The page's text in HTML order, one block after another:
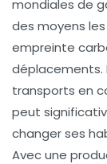
mondiales de
des moyens
empreinte
déplacements.
transports en
peut
changer ses
Avec une